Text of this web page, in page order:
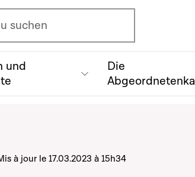
suchen
und
Die
à jour le 17.03.2023 à 15h34